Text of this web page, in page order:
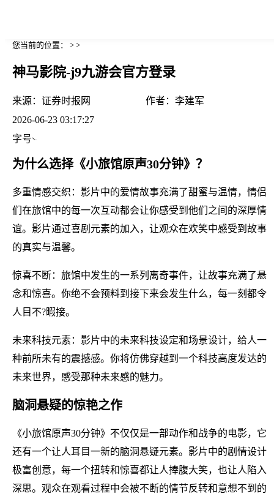
您当前的位置： > >
神马影院-j9九游会官方登录
来源： 证券时报网 作者： 李建军
2026-06-23 03:17:27
字号
为什么选择《小旅馆原声30分钟》？
多重情感交织：影片中的爱情故事充满了甜蜜与温情，情侣
们在旅馆中的每一次互动都会让你感受到他们之间的深厚情
谊。影片通过喜剧元素的加入，让观众在欢笑中感受到故事
的真实与温馨。
惊喜不断：旅馆中发生的一系列离奇事件，让故事充满了悬
念和惊喜。你绝不会预料到接下来会发生什么，每一刻都令
人目不?暇接。
未来科技元素：影片中的未来科技设定和场景设计，给人一
种前所未有的震撼感。你将仿佛穿越到一个科技高度发达的
未来世界，感受那种未来感的魅力。
脑洞悬疑的惊艳之作
《小旅馆原声30分钟》不仅仅是一部动作和战争的电影，它
还有一个让人耳目一新的脑洞悬疑元素。影片中的剧情设计
极富创意，每一个扭转和惊喜都让人捧腹大笑，也让人陷入
深思。观众在观看过程中会被不断的情节反转和意想不到的